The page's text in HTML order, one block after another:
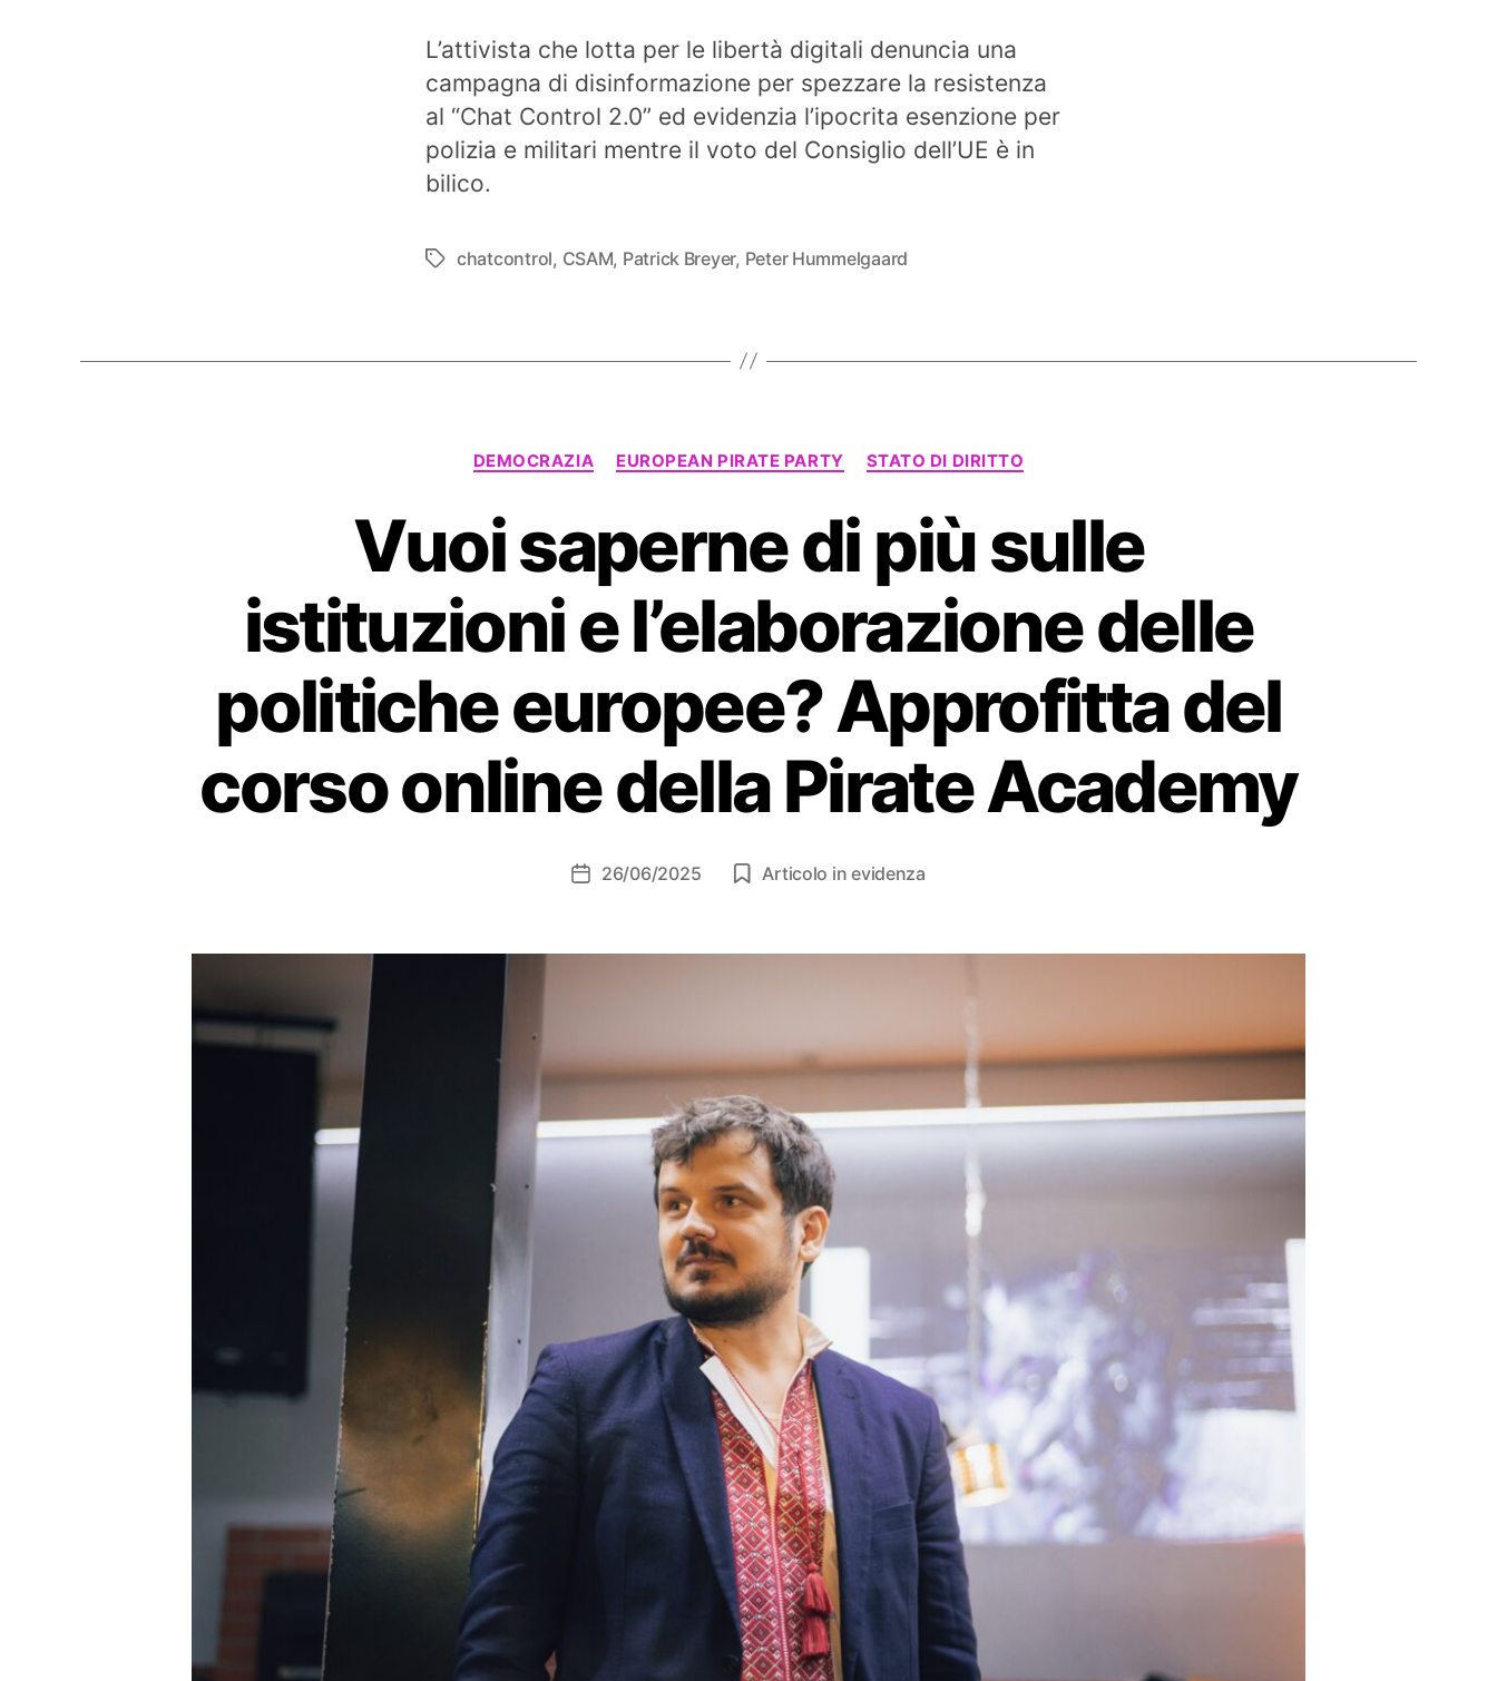
L’attivista che lotta per le libertà digitali denuncia una
campagna di disinformazione per spezzare la resistenza
al “Chat Control 2.0” ed evidenzia l’ipocrita esenzione per
polizia e militari mentre il voto del Consiglio dell’UE è in
bilico.
Tag chatcontrol, CSAM, Patrick Breyer, Peter Hummelgaard
Categorie
DEMOCRAZIA EUROPEAN PIRATE PARTY STATO DI DIRITTO
Vuoi saperne di più sulle
istituzioni e l’elaborazione delle
politiche europee? Approfitta del
corso online della Pirate Academy
Data26/06/2025 Articolo in evidenza